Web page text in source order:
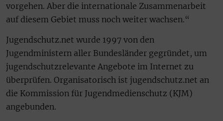
vorgehen. Aber die internationale Zusammenarbeit
auf diesem Gebiet muss noch weiter wachsen.“
Jugendschutz.net wurde 1997 von den
Jugendministern aller Bundesländer gegründet, um
jugendschutzrelevante Angebote im Internet zu
überprüfen. Organisatorisch ist jugendschutz.net an
die Kommission für Jugendmedienschutz (KJM)
angebunden.